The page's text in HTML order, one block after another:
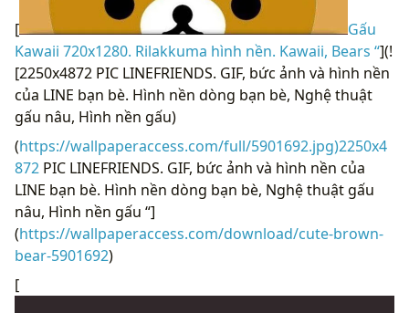
[
Gấu
Kawaii 720x1280. Rilakkuma hình nền. Kawaii, Bears “](!
[2250x4872 PIC LINEFRIENDS. GIF, bức ảnh và hình nền
của LINE bạn bè. Hình nền dòng bạn bè, Nghệ thuật
gấu nâu, Hình nền gấu)
(https://wallpaperaccess.com/full/5901692.jpg)2250x4
872 PIC LINEFRIENDS. GIF, bức ảnh và hình nền của
LINE bạn bè. Hình nền dòng bạn bè, Nghệ thuật gấu
nâu, Hình nền gấu “]
(https://wallpaperaccess.com/download/cute-brown-
bear-5901692)
[